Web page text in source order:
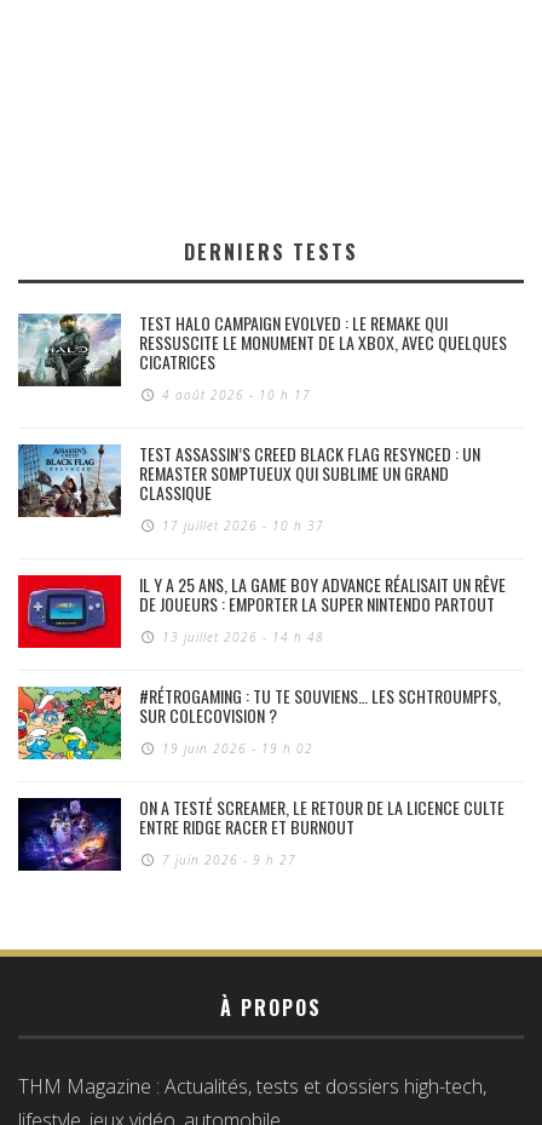
DERNIERS TESTS
TEST HALO CAMPAIGN EVOLVED : LE REMAKE QUI
RESSUSCITE LE MONUMENT DE LA XBOX, AVEC QUELQUES
CICATRICES
4 août 2026 - 10 h 17
TEST ASSASSIN’S CREED BLACK FLAG RESYNCED : UN
REMASTER SOMPTUEUX QUI SUBLIME UN GRAND
CLASSIQUE
17 juillet 2026 - 10 h 37
IL Y A 25 ANS, LA GAME BOY ADVANCE RÉALISAIT UN RÊVE
DE JOUEURS : EMPORTER LA SUPER NINTENDO PARTOUT
13 juillet 2026 - 14 h 48
#RÉTROGAMING : TU TE SOUVIENS… LES SCHTROUMPFS,
SUR COLECOVISION ?
19 juin 2026 - 19 h 02
ON A TESTÉ SCREAMER, LE RETOUR DE LA LICENCE CULTE
ENTRE RIDGE RACER ET BURNOUT
7 juin 2026 - 9 h 27
À PROPOS
THM Magazine : Actualités, tests et dossiers high-tech,